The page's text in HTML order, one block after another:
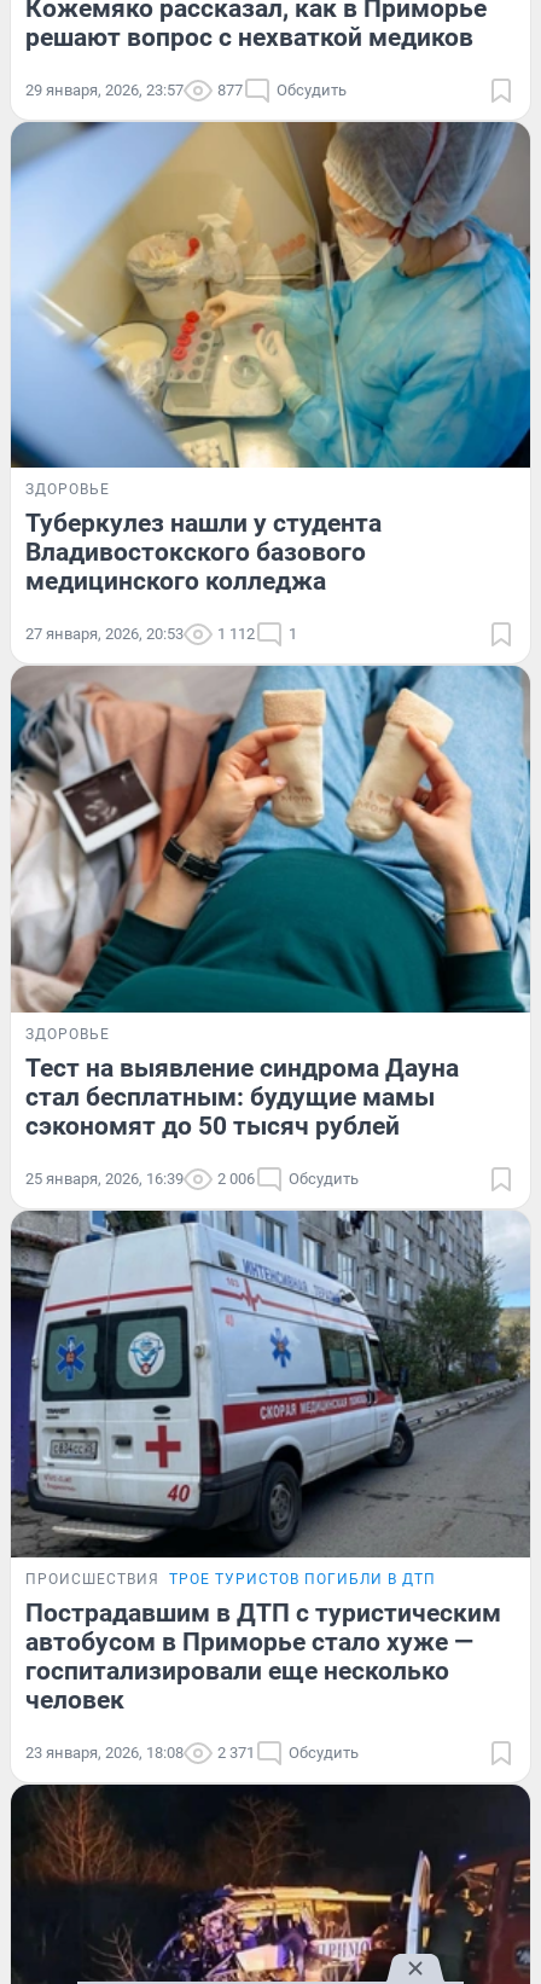
Кожемяко рассказал, как в Приморье
решают вопрос с нехваткой медиков
29 января, 2026, 23:57 877 Обсудить
ЗДОРОВЬЕ
Туберкулез нашли у студента
Владивостокского базового
медицинского колледжа
27 января, 2026, 20:53 1 112 1
ЗДОРОВЬЕ
Тест на выявление синдрома Дауна
стал бесплатным: будущие мамы
сэкономят до 50 тысяч рублей
25 января, 2026, 16:39 2 006 Обсудить
ПРОИСШЕСТВИЯ ТРОЕ ТУРИСТОВ ПОГИБЛИ В ДТП
Пострадавшим в ДТП с туристическим
автобусом в Приморье стало хуже —
госпитализировали еще несколько
человек
23 января, 2026, 18:08 2 371 Обсудить